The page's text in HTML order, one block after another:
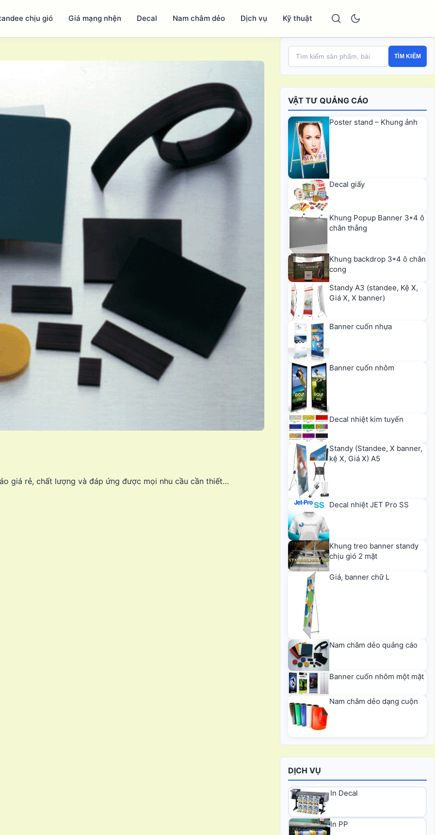
chịu gió Giá mạng nhện Decal Nam châm dẻo Dịch vụ Kỹ thuật
giá rẻ, chất lượng và đáp ứng được mọi nhu cầu cần thiết…
TÌM KIẾM
VẬT TƯ QUẢNG CÁO
Poster stand – Khung ảnh
Decal giấy
Khung Popup Banner 3*4 ô
chân thẳng
Khung backdrop 3*4 ô chân
cong
Standy A3 (standee, Kệ X,
Giá X, X banner)
Banner cuốn nhựa
Banner cuốn nhôm
Decal nhiệt kim tuyến
Standy (Standee, X banner,
kệ X, Giá X) A5
Decal nhiệt JET Pro SS
Khung treo banner standy
chịu gió 2 mặt
Giá, banner chữ L
Nam châm dẻo quảng cáo
Banner cuốn nhôm một mặt
Nam châm dẻo dạng cuộn
DỊCH VỤ
In Decal
In PP